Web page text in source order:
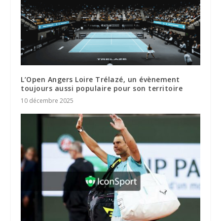
L’Open Angers Loire Trélazé, un évènement
toujours aussi populaire pour son territoire
10 décembre 2025